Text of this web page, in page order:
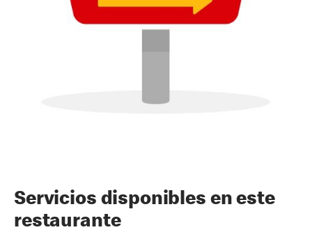
Servicios disponibles en este
restaurante